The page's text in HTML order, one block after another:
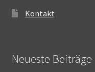
Kontakt
Neueste Beiträge